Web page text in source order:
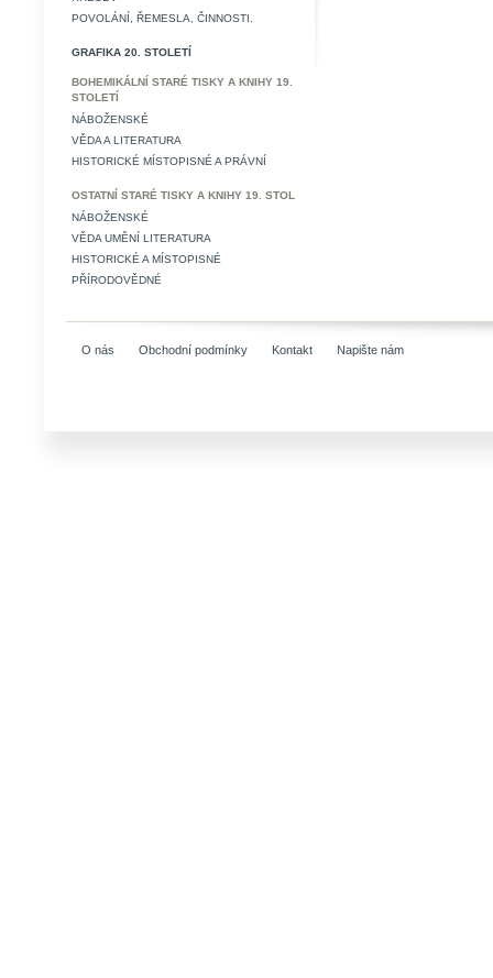
POVOLÁNÍ, ŘEMESLA, ČINNOSTI.
GRAFIKA 20. STOLETÍ
BOHEMIKÁLNÍ STARÉ TISKY A KNIHY 19.
STOLETÍ
NÁBOŽENSKÉ
VĚDA A LITERATURA
HISTORICKÉ MÍSTOPISNÉ A PRÁVNÍ
OSTATNÍ STARÉ TISKY A KNIHY 19. STOL
NÁBOŽENSKÉ
VĚDA UMĚNÍ LITERATURA
HISTORICKÉ A MÍSTOPISNÉ
PŘÍRODOVĚDNÉ
O nás Obchodní podmínky Kontakt Napište nám